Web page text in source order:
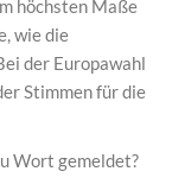
höchsten Maße
wie die
der Europawahl
Stimmen für die
Wort gemeldet?